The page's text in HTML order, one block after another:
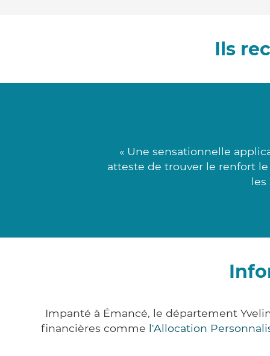
Ils
« Une sensationnelle
atteste de trouver le renfort
les
Impanté à Émancé, le département
financières comme l'Allocation